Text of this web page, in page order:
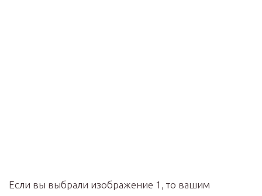
Если вы выбрали изображение 1, то вашим